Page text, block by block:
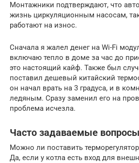
Монтажники подтверждают, что
жизнь циркуляционным насосам,
работают на износ.
Сначала я жалел денег на Wi-Fi
включаю тепло в доме за час до
это настоящий кайф. Также был
поставил дешевый китайский
он начал врать на 3 градуса, и в
ледяным. Сразу заменил его на
проблема исчезла.
Часто задаваемые вопросы
Можно ли поставить
Да, если у котла есть вход для